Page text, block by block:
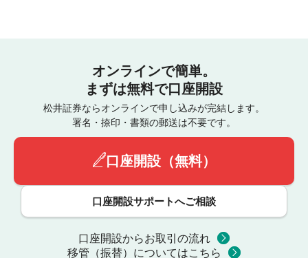
オンラインで簡単。
まずは無料で口座開設
松井証券ならオンラインで申し込みが完結します。
署名・捺印・書類の郵送は不要です。
口座開設（無料）
口座開設サポートへご相談
口座開設からお取引の流れ
移管（振替）についてはこちら